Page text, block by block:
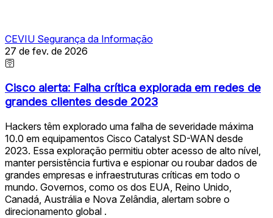
CEVIU Segurança da Informação
27 de fev. de 2026
🛜
Cisco alerta: Falha crítica explorada em redes de
grandes clientes desde 2023
Hackers têm explorado uma falha de severidade máxima
10.0 em equipamentos Cisco Catalyst SD-WAN desde
2023. Essa exploração permitiu obter acesso de alto nível,
manter persistência furtiva e espionar ou roubar dados de
grandes empresas e infraestruturas críticas em todo o
mundo. Governos, como os dos EUA, Reino Unido,
Canadá, Austrália e Nova Zelândia, alertam sobre o
direcionamento global .